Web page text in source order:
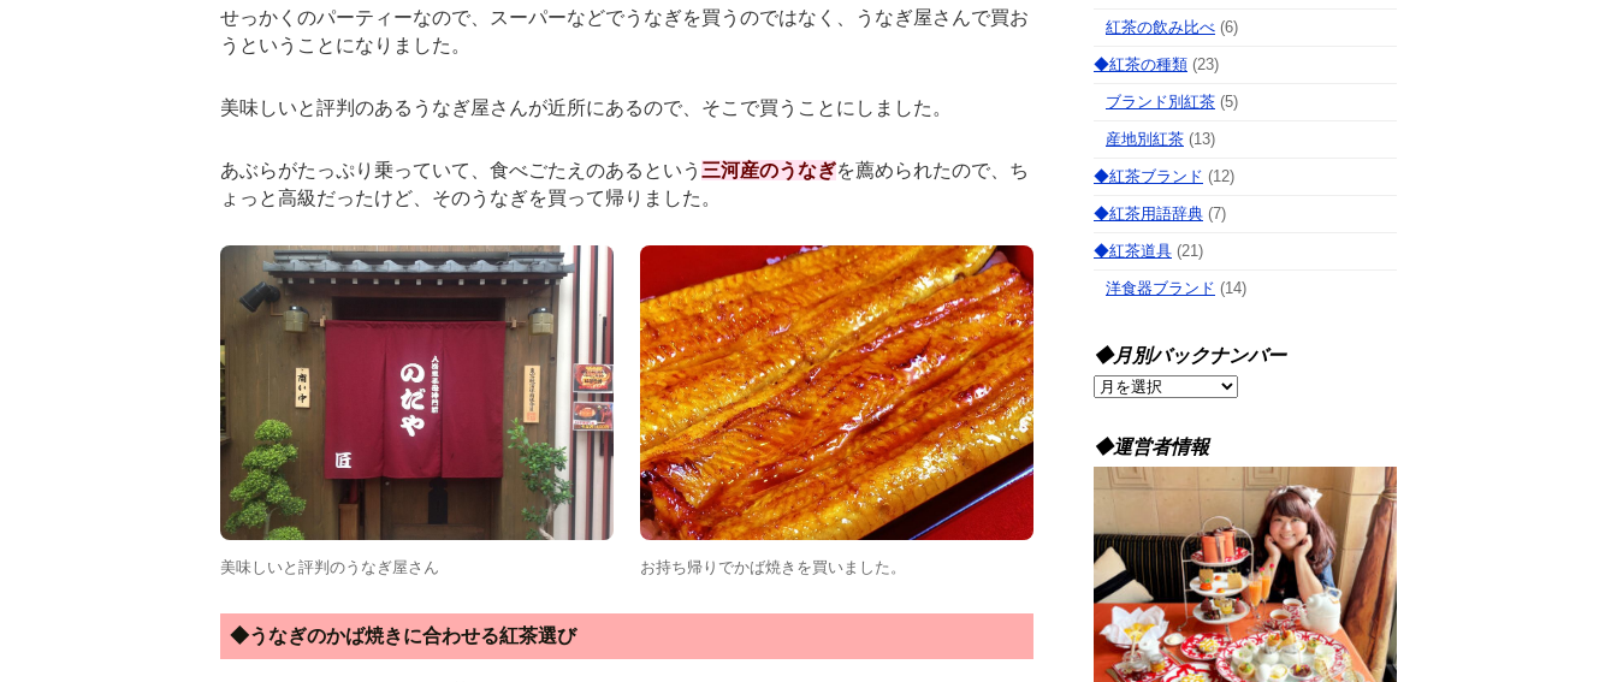
せっかくのパーティーなので、スーパーなどでうなぎを買うのではなく、うなぎ屋さんで買お
うということになりました。
美味しいと評判のあるうなぎ屋さんが近所にあるので、そこで買うことにしました。
あぶらがたっぷり乗っていて、食べごたえのあるという 三河産のうなぎを薦められたので、ち
ょっと高級だったけど、そのうなぎを買って帰りました。
美味しいと評判のうなぎ屋さん お持ち帰りでかば焼きを買いました。
◆うなぎのかば焼きに合わせる紅茶選び
紅茶の飲み比べ (6)
◆紅茶の種類 (23)
ブランド別紅茶 (5)
産地別紅茶 (13)
◆紅茶ブランド (12)
◆紅茶用語辞典 (7)
◆紅茶道具 (21)
洋食器ブランド (14)
◆月別バックナンバー
◆
別
バ
ッ
ン
バ
ー
◆運営者情報